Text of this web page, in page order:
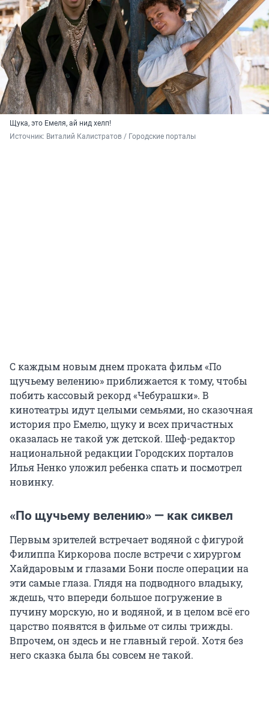
Щука, это Емеля, ай нид хелп!
Источник: Виталий Калистратов / Городские порталы
С каждым новым днем проката фильм «По
щучьему велению» приближается к тому, чтобы
побить кассовый рекорд «Чебурашки». В
кинотеатры идут целыми семьями, но сказочная
история про Емелю, щуку и всех причастных
оказалась не такой уж детской. Шеф-редактор
национальной редакции Городских порталов
Илья Ненко уложил ребенка спать и посмотрел
новинку.
«По щучьему велению» — как сиквел
Первым зрителей встречает водяной с фигурой
Филиппа Киркорова после встречи с хирургом
Хайдаровым и глазами Бони после операции на
эти самые глаза. Глядя на подводного владыку,
ждешь, что впереди большое погружение в
пучину морскую, но и водяной, и в целом всё его
царство появятся в фильме от силы трижды.
Впрочем, он здесь и не главный герой. Хотя без
него сказка была бы совсем не такой.